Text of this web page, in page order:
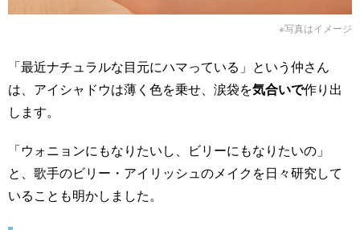
※写真はイメージ
「最近ナチュラルな目元にハマっている」という仲さん
は、アイシャドウは薄く色を乗せ、涙袋を気合いで作り出
します。
「ウォニョンにもなりたいし、ビリーにもなりたいの」
と、歌手のビリー・アイリッシュのメイクを日々研究して
いることも明かしました。